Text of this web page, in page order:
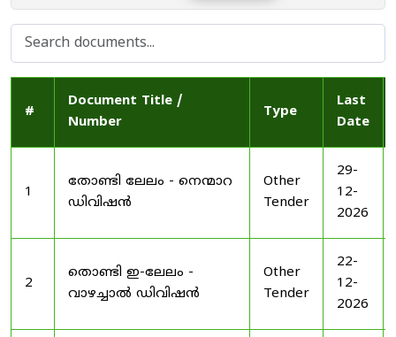
#
Document Title /
Number
Type
Last
Date
1
തോണ്ടി ലേലം - നെന്മാറ
ഡിവിഷൻ
Other
Tender
29-
12-
2026
2
തൊണ്ടി ഇ-ലേലം -
വാഴച്ചാൽ ഡിവിഷൻ
Other
Tender
22-
12-
2026